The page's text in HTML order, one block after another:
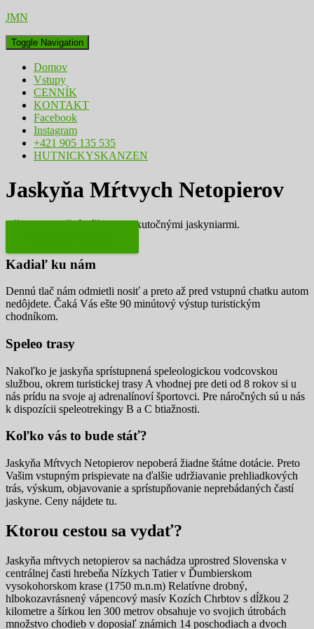
JMN
Toggle Navigation
Domov
Vstupy
CENNÍK
KONTAKT
Facebook
Instagram
+421 905 135 535
HUTNICKYSKANZEN
Jaskyňa Mŕtvych Netopierov
Užite si skutočný zážitok so skutočnými jaskyniarmi.
Kadiaľ ku nám
Dennú tlač nám odmietli nosiť a preto až pred vstupnú chatku autom
nedôjdete. Čaká Vás ešte 90 minútový výstup turistickým
chodníkom.
Speleo trasy
Nakoľko je jaskyňa sprístupnená speleologickou vodcovskou
službou, okrem turistickej trasy A vhodnej pre deti od 8 rokov si u
nás prídu na svoje aj adrenalínoví športovci. Pre náročných sú u nás
k dispozícii speleotrekingy B a C btiažnosti.
Koľko vás to bude stáť?
Jaskyňa Mŕtvych Netopierov nepoberá žiadne štátne dotácie. Preto
Vašim vstupným prispievate na ďalšie udržiavanie prehliadkových
trás, výskum, objavovanie a sprístupňovanie neprebádaných častí
jaskyne. Ceny nájdete tu.
Ktorou cestou sa vydať?
Jaskyňa mŕtvych netopierov sa nachádza uprostred Slovenska v
centrálnej časti hrebeňa Nízkych Tatier v Ďumbierskom
vysokohorskom krase (1750 m.n.m) Relatívne drobný,
hlbokozavrásnený vápencový masív Kozích Chrbtov s dĺžkou 2
kilometre a šírkou len 300 metrov obsahuje vo svojich útrobách
množstvo chodieb v doposiaľ známich 14 poschodiach a dvoch